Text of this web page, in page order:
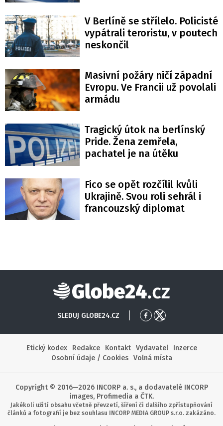
V Berlíně se střílelo. Policisté
vypátrali teroristu, v poutech
neskončil
Masivní požáry ničí západní
Evropu. Ve Francii už povolali
armádu
Tragický útok na berlínský
Pride. Žena zemřela,
pachatel je na útěku
Fico se opět rozčílil kvůli
Ukrajině. Svou roli sehrál i
francouzský diplomat
Globe24
SLEDUJ GLOBE24.CZ
PřejítPřejít
Etický kodex
Redakce Kontakt Vydavatel
Inzerce
Osobní údaje / Cookies
Volná místa
Copyright © 2016—2026 INCORP a. s., a dodavatelé INCORP
images, Profimedia a ČTK.
Jakékoli užití obsahu včetně převzetí, šíření či dalšího zpřístupňování
článků a fotografií je bez souhlasu INCORP MEDIA GROUP s.r.o. zakázáno.